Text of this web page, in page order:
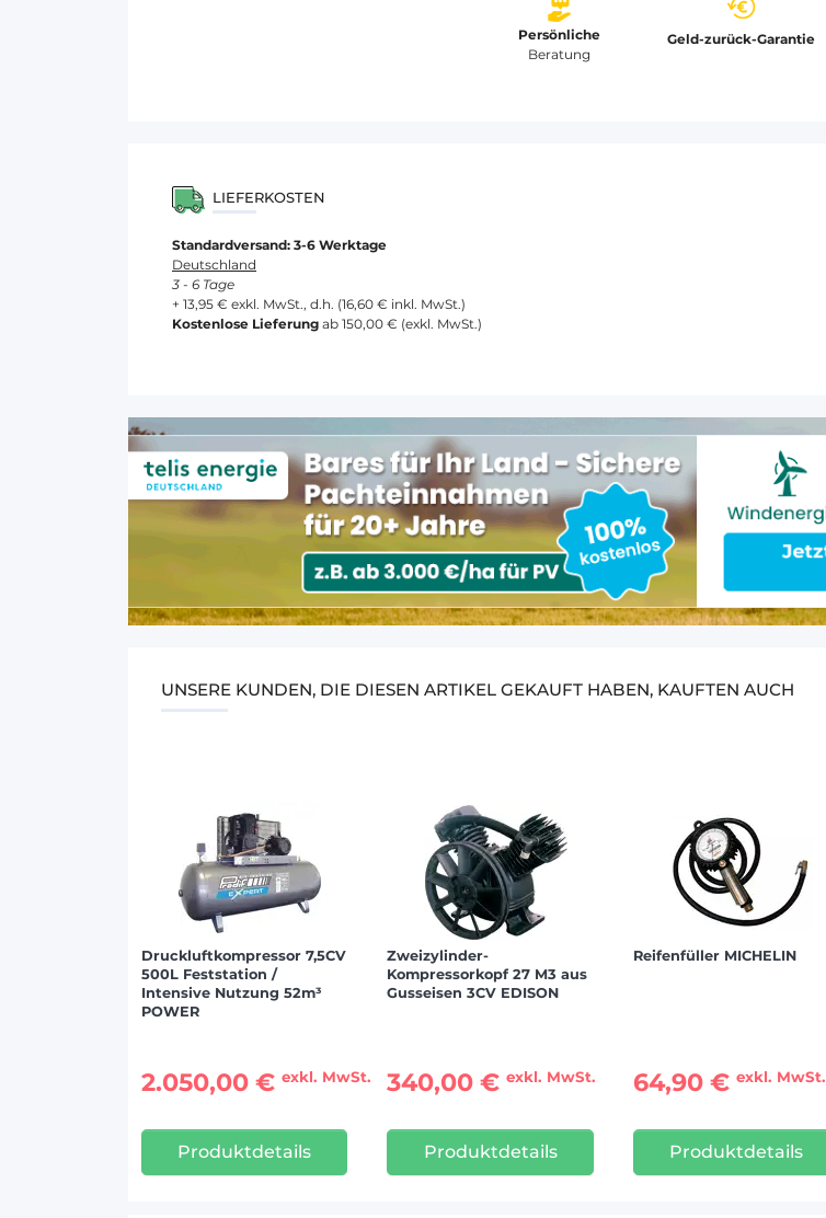
Persönliche
Beratung
Geld-zurück-Garantie
LIEFERKOSTEN
Standardversand: 3-6 Werktage
Deutschland
3 - 6 Tage
+ 13,95 € exkl. MwSt., d.h. (16,60 € inkl. MwSt.)
Kostenlose Lieferung ab 150,00 € (exkl. MwSt.)
UNSERE KUNDEN, DIE DIESEN ARTIKEL GEKAUFT HABEN, KAUFTEN AUCH
Druckluftkompressor 7,5CV
500L Feststation /
Intensive Nutzung 52m³
POWER
2.050,00 € exkl. MwSt.
Produktdetails
Zweizylinder-
Kompressorkopf 27 M3 aus
Gusseisen 3CV EDISON
340,00 €exkl. MwSt.
Produktdetails
Reifenfüller MICHELIN
64,90 € exkl. MwSt.
Produktdetails